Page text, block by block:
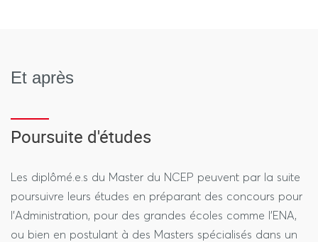
Et après
Poursuite d'études
Les diplômé.e.s du Master du NCEP peuvent par la suite
poursuivre leurs études en préparant des concours pour
l’Administration, pour des grandes écoles comme l’ENA,
ou bien en postulant à des Masters spécialisés dans un